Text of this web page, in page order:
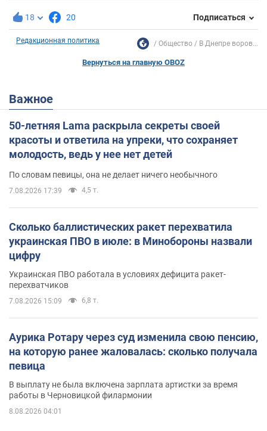
18 20 Подписаться
Редакционная политика Общество В Днепре воров...
Вернуться на главную OBOZ
Важное
50-летняя Lama раскрыла секреты своей
красоты и ответила на упреки, что сохраняет
молодость, ведь у нее нет детей
По словам певицы, она не делает ничего необычного
7.08.2026 17:39 4,5 т.
Сколько баллистических ракет перехватила
украинская ПВО в июле: в Минобороны назвали
цифру
Украинская ПВО работала в условиях дефицита ракет-
перехватчиков
7.08.2026 15:09 6,8 т.
Аурика Ротару через суд изменила свою пенсию,
на которую ранее жаловалась: сколько получала
певица
В выплату не была включена зарплата артистки за время
работы в Черновицкой филармонии
8.08.2026 04:01